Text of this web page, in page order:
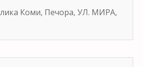
Коми, Печора, УЛ. МИРА,